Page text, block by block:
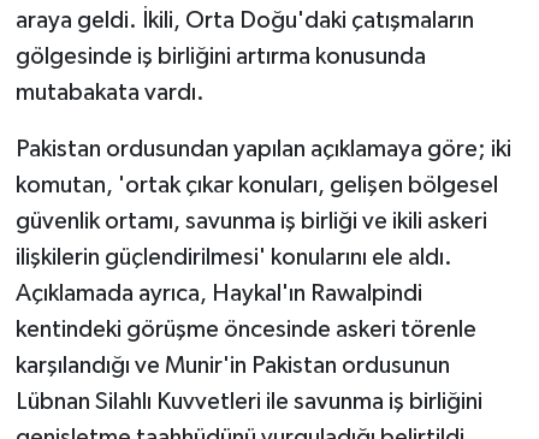
araya geldi. İkili, Orta Doğu'daki çatışmaların
gölgesinde iş birliğini artırma konusunda
mutabakata vardı.
Pakistan ordusundan yapılan açıklamaya göre; iki
komutan, 'ortak çıkar konuları, gelişen bölgesel
güvenlik ortamı, savunma iş birliği ve ikili askeri
ilişkilerin güçlendirilmesi' konularını ele aldı.
Açıklamada ayrıca, Haykal'ın Rawalpindi
kentindeki görüşme öncesinde askeri törenle
karşılandığı ve Munir'in Pakistan ordusunun
Lübnan Silahlı Kuvvetleri ile savunma iş birliğini